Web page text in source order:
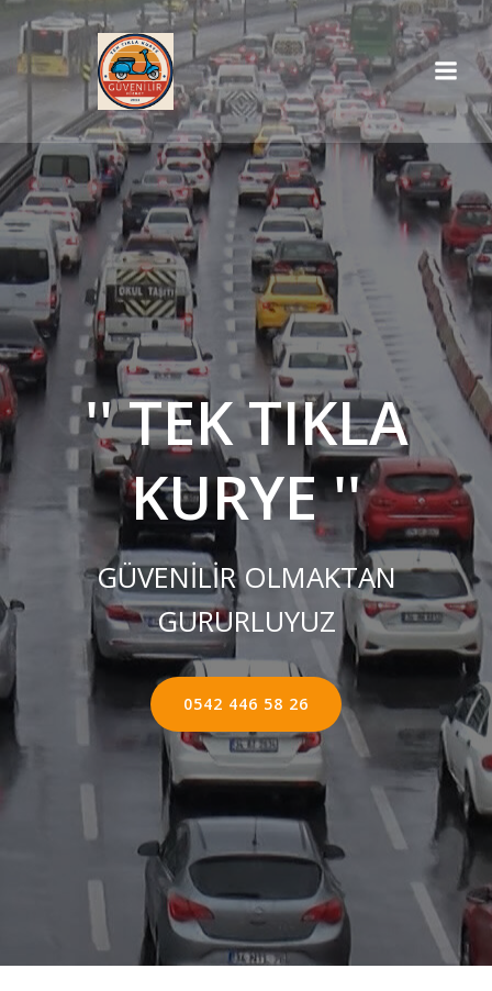
İçeriğe
geç
'' TEK TIKLA
KURYE ''
GÜVENİLİR OLMAKTAN
GURURLUYUZ
0542 446 58 26